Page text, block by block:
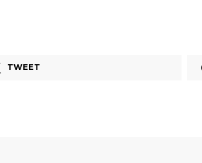
TWEET